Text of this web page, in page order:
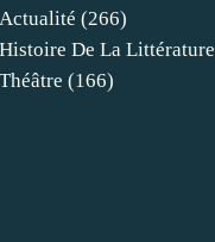
Actualité (266)
Histoire De La Littérature
Théâtre (166)